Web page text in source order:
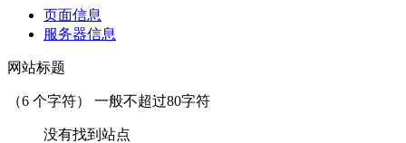
页面信息
服务器信息
网站标题
（6 个字符） 一般不超过80字符
没有找到站点